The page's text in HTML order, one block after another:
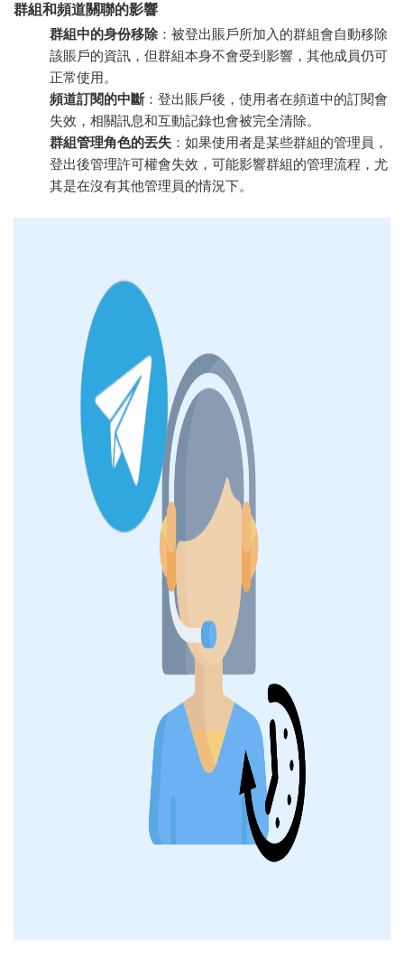
群組和頻道關聯的影響
群組中的身份移除 ：被登出賬戶所加入的群組會自動移除
該賬戶的資訊，但群組本身不會受到影響，其他成員仍可
正常使用。
頻道訂閱的中斷：登出賬戶後，使用者在頻道中的訂閱會
失效，相關訊息和互動記錄也會被完全清除。
群組管理角色的丟失 ：如果使用者是某些群組的管理員，
登出後管理許可權會失效，可能影響群組的管理流程，尤
其是在沒有其他管理員的情況下。